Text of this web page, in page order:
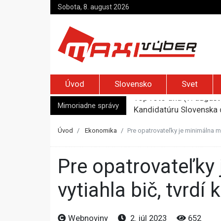
Sobota, 8. august 2026
Úvod Slovensko Svet
Mimoriadne správy
Kandidatúru
Pápež Lev XIV. sa vo
Úvod Ekonomika Pre opatrovateľky je minimálna
Pre opatrovateľky je minimálna mzda maximom, vláda na ne
vytiahla bič, tvrdí
Webnoviny 2. júl 2023 652